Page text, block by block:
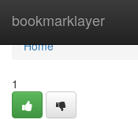
bookmarklayer
Home
Home
1